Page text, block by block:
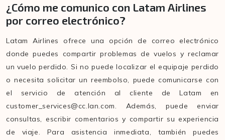
¿Cómo me comunico con Latam Airlines
por correo electrónico?
Latam Airlines ofrece una opción de correo electrónico
donde puedes compartir problemas de vuelos y reclamar
un vuelo perdido. Si no puede localizar el equipaje perdido
o necesita solicitar un reembolso, puede comunicarse con
el servicio de atención al cliente de Latam en
customer_services@cc.lan.com. Además, puede enviar
consultas, escribir comentarios y compartir su experiencia
de viaje. Para asistencia inmediata, también puedes